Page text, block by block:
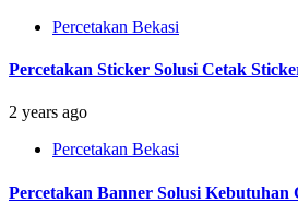
Percetakan Bekasi
Percetakan Sticker Solusi Cetak
2 years ago
Percetakan Bekasi
Percetakan Banner Solusi